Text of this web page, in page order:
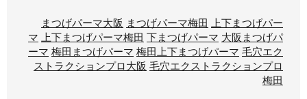
まつげパーマ大阪 まつげパーマ梅田
上下まつげパー
マ
上下まつげパーマ梅田 下まつげパーマ 大阪まつげパ
ーマ 梅田まつげパーマ 梅田上下まつげパーマ 毛穴エク
ストラクションプロ大阪 毛穴エクストラクションプロ
梅田